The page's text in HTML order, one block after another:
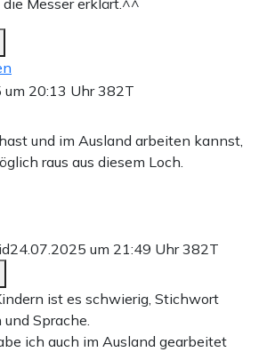
Messer erklärt.^^
um 20:13 Uhr382T
und im Ausland arbeiten kannst,
raus aus diesem Loch.
24.07.2025 um 21:49 Uhr382T
ist es schwierig, Stichwort
Sprache.
ich auch im Ausland gearbeitet